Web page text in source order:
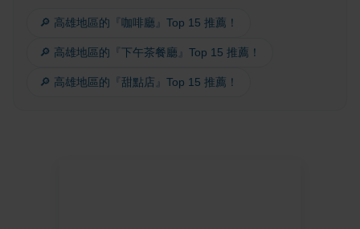
🔎 高雄地區的『咖啡廳』Top 15 推薦！
🔎 高雄地區的『下午茶餐廳』Top 15 推薦！
🔎 高雄地區的『甜點店』Top 15 推薦！